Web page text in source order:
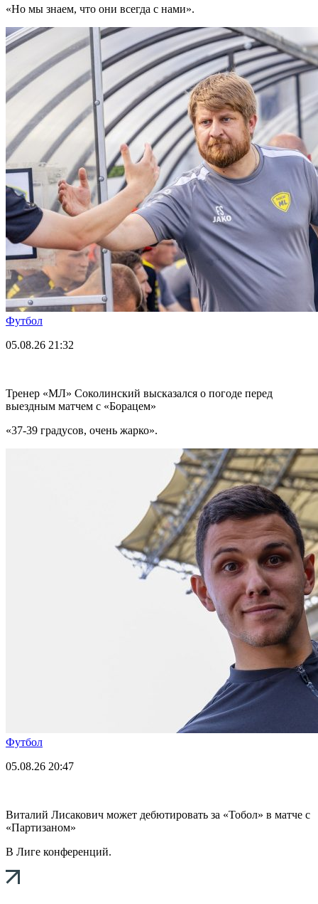
«Но мы знаем, что они всегда с нами».
Футбол
05.08.26 21:32
Тренер «МЛ» Соколинский высказался о погоде перед
выездным матчем с «Борацем»
«37-39 градусов, очень жарко».
Футбол
05.08.26 20:47
Виталий Лисакович может дебютировать за «Тобол» в матче с
«Партизаном»
В Лиге конференций.